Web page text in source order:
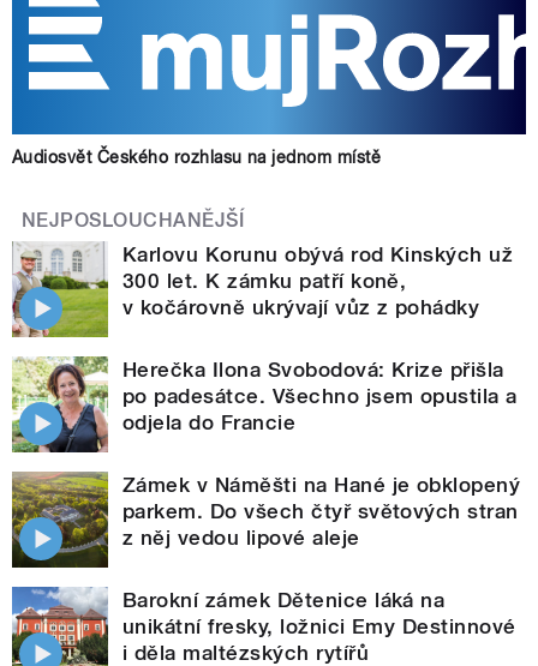
Audiosvět Českého rozhlasu na jednom místě
NEJPOSLOUCHANĚJŠÍ
Karlovu Korunu obývá rod Kinských už
300 let. K zámku patří koně,
v kočárovně ukrývají vůz z pohádky
Herečka Ilona Svobodová: Krize přišla
po padesátce. Všechno jsem opustila a
odjela do Francie
Zámek v Náměšti na Hané je obklopený
parkem. Do všech čtyř světových stran
z něj vedou lipové aleje
Barokní zámek Dětenice láká na
unikátní fresky, ložnici Emy Destinnové
i děla maltézských rytířů